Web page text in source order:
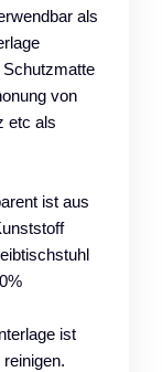
als
von
etc als
ist aus
ist